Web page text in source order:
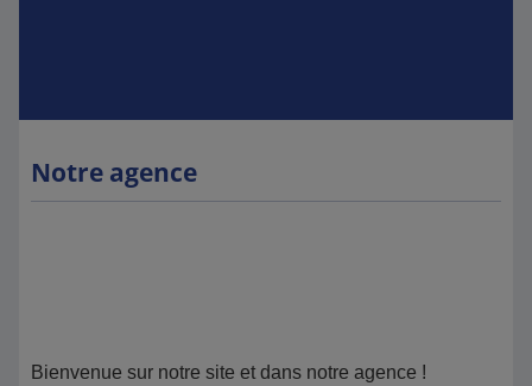
Notre agence
Bienvenue sur notre site et dans notre agence !